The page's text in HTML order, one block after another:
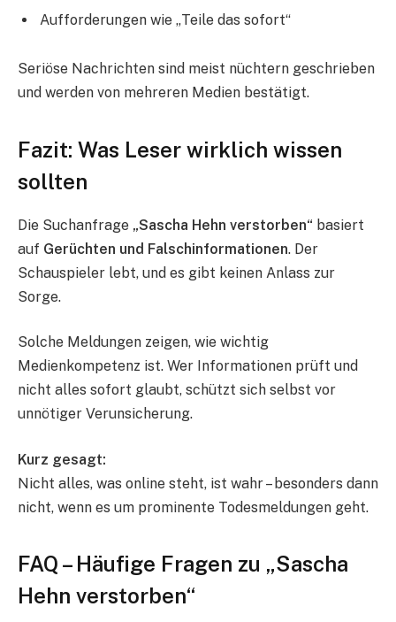
Aufforderungen wie „Teile das sofort“
Seriöse Nachrichten sind meist nüchtern geschrieben
und werden von mehreren Medien bestätigt.
Fazit: Was Leser wirklich wissen
sollten
Die Suchanfrage „Sascha Hehn verstorben“ basiert
auf Gerüchten und Falschinformationen. Der
Schauspieler lebt, und es gibt keinen Anlass zur
Sorge.
Solche Meldungen zeigen, wie wichtig
Medienkompetenz ist. Wer Informationen prüft und
nicht alles sofort glaubt, schützt sich selbst vor
unnötiger Verunsicherung.
Kurz gesagt:
Nicht alles, was online steht, ist wahr – besonders dann
nicht, wenn es um prominente Todesmeldungen geht.
FAQ – Häufige Fragen zu „Sascha
Hehn verstorben“